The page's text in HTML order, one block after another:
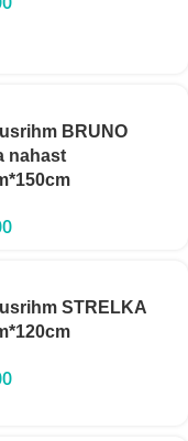
BRUNO
nahast
STRELKA